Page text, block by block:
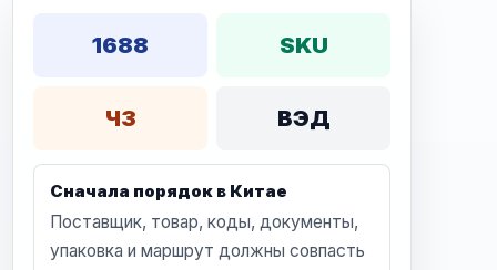
1688 SKU
ЧЗ ВЭД
Сначала порядок в Китае
Поставщик, товар, коды, документы,
упаковка и маршрут должны совпасть